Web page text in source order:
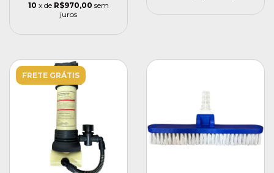
10 x de R$970,00 sem
juros
FRETE GRÁTIS